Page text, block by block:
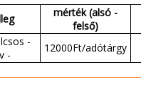
mérték (alsó -
felső)
-
-
12000Ft/adótárgy